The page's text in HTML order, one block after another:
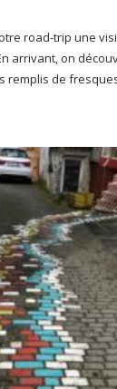
road-trip une
arrivant, on
remplis de